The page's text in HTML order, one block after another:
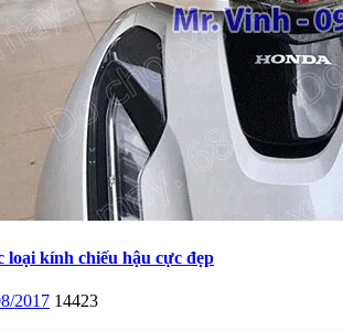
loại kính chiếu hậu cực đẹp
2017 14423